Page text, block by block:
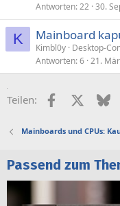
Antworten 22 30.
K Mainboard
Kimbl0y Desktop-
Antworten 6 21.
Teilen: Facebook
X
Mainboards und CPUs:
Passend zum